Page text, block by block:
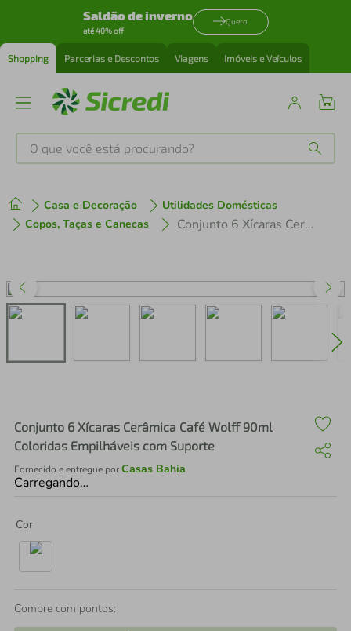
Saldão de inverno
até 40% off
Quero
Shopping Parcerias e Descontos Viagens Imóveis e Veículos
O que você está procurando?
Casa e Decoração
Utilidades Domésticas
Copos, Taças e Canecas
Conjunto 6 Xícaras Cerâmica Café Wolff 90ml Coloridas Empilháveis com Suporte
Conjunto 6 Xícaras Cerâmica Café Wolff 90ml
Coloridas Empilháveis com Suporte
Fornecido e entregue porCasas Bahia
Carregando…
Cor
Compre com pontos:
1º tenis
3º perfume